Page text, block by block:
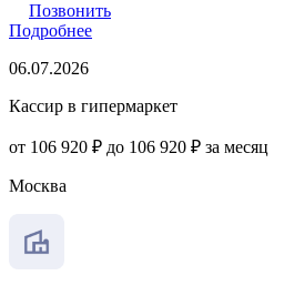
Позвонить
Подробнее
06.07.2026
Кассир в гипермаркет
от 106 920 ₽ до 106 920 ₽ за месяц
Москва